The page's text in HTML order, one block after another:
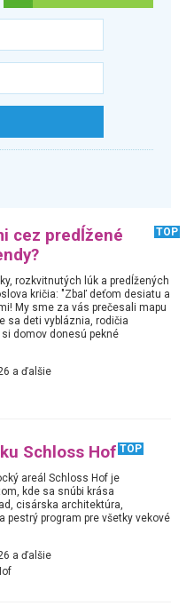
cez predĺžené
TOP
rozkvitnutých lúk a predĺžených
kričia: "Zbaľ deťom desiatu a
My sme za vás prečesali mapu
sa deti vybláznia, rodičia
domov donesú pekné
a ďalšie
Schloss Hof TOP
areál Schloss Hof je
kde sa snúbi krása
cisárska architektúra,
pestrý program pre všetky vekové
a ďalšie